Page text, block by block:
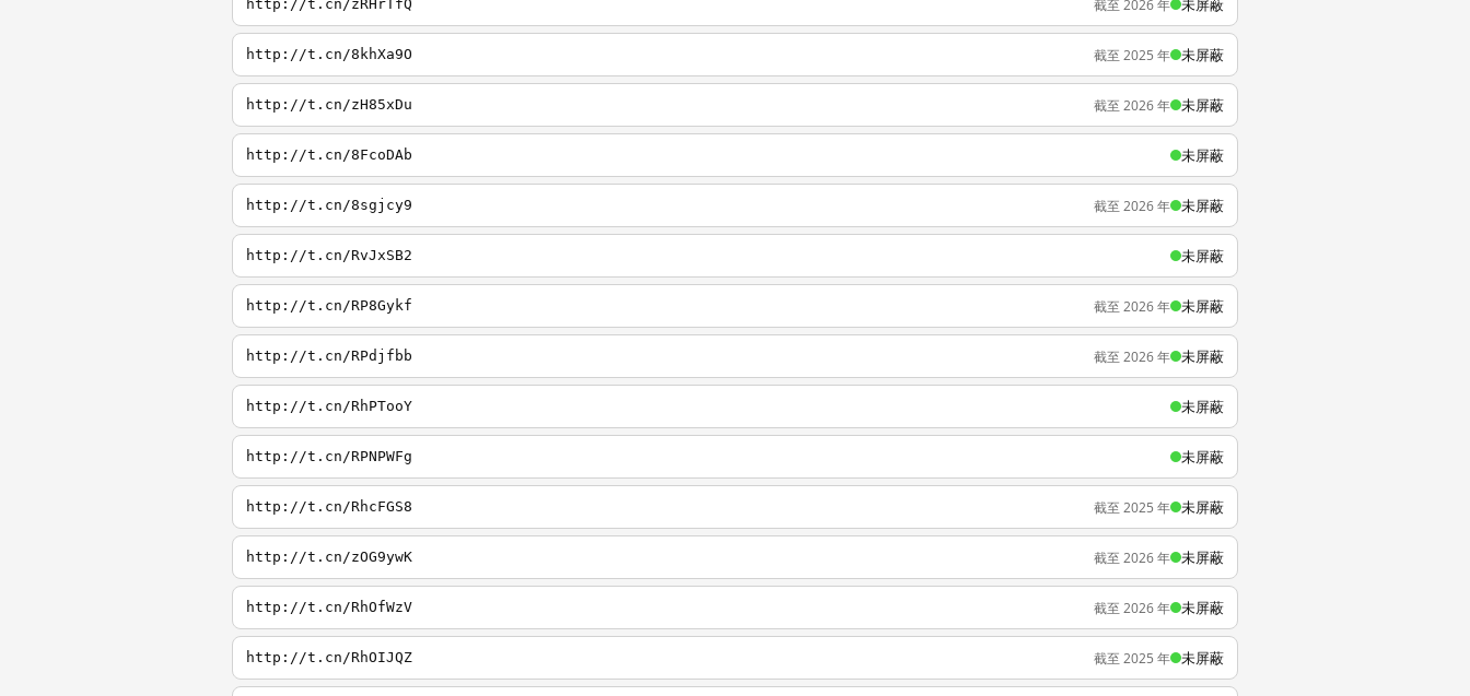
http://t.cn/zRHrTfQ 截至 2026 年 未屏蔽
http://t.cn/8khXa9O 截至 2025 年 未屏蔽
http://t.cn/zH85xDu 截至 2026 年 未屏蔽
http://t.cn/8FcoDAb 未屏蔽
http://t.cn/8sgjcy9 截至 2026 年 未屏蔽
http://t.cn/RvJxSB2 未屏蔽
http://t.cn/RP8Gykf 截至 2026 年 未屏蔽
http://t.cn/RPdjfbb 截至 2026 年 未屏蔽
http://t.cn/RhPTooY 未屏蔽
http://t.cn/RPNPWFg 未屏蔽
http://t.cn/RhcFGS8 截至 2025 年 未屏蔽
http://t.cn/zOG9ywK 截至 2026 年 未屏蔽
http://t.cn/RhOfWzV 截至 2026 年 未屏蔽
http://t.cn/RhOIJQZ 截至 2025 年 未屏蔽